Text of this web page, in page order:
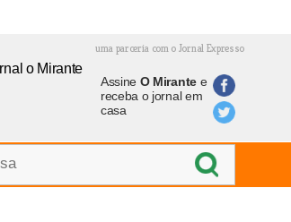
uma parceria com o Jornal Expresso
Assine O Mirantee
receba o jornal em
casa